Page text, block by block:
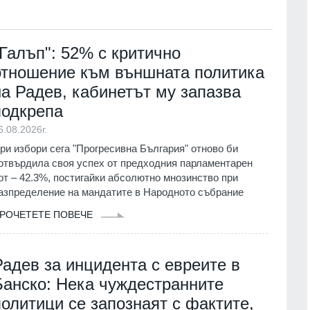
52% с критично
към външната политика
Радев, кабинетът му запазва
избори сега "Прогресивна България" отново би
своя успех от предходния парламентарен
– 42.3%, постигайки абсолютно мнозинство при
на мандатите в Народното събрание
ПОВЕЧЕ
за инцидента с евреите в
Нека чуждестранните
се запознаят с фактите,
не е
ревизия на
01.08.2026г.
днес
01.08.2026г.
Горна
три години
SIM карта,
15
Ансамбъл "Мездра" представи
достойно България на една от най-
престижните фолклорни сцени в
света
16
Министърът на енергетиката ще
проведе във вторник работно
посещение в АЕЦ "Козлодуй"
Враца 03.08.2026г.
The Atlantic: Тръмп отказа да
18